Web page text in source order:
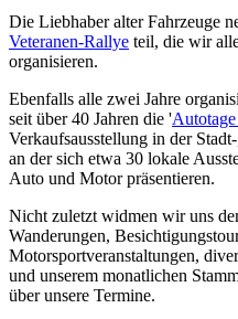
Die Liebhaber alter Fahrzeuge
Veteranen-Rallye teil, die wir
organisieren.
Ebenfalls alle zwei Jahre
seit über 40 Jahren die '
Verkaufsausstellung in der
an der sich etwa 30 lokale
Auto und Motor präsentieren.
Nicht zuletzt widmen wir uns
Wanderungen,
Motorsportveranstaltungen,
und unserem monatlichen
über unsere Termine.